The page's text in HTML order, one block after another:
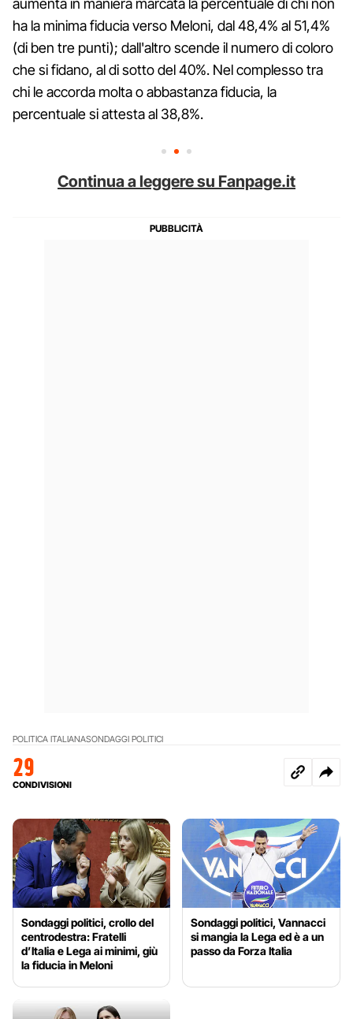
aumenta in maniera marcata la percentuale di chi non
ha la minima fiducia verso Meloni, dal 48,4% al 51,4%
(di ben tre punti); dall'altro scende il numero di coloro
che si fidano, al di sotto del 40%. Nel complesso tra
chi le accorda molta o abbastanza fiducia, la
percentuale si attesta al 38,8%.
Continua a leggere su Fanpage.it
POLITICA ITALIANASONDAGGI POLITICI
29
CONDIVISIONI
Sondaggi politici, crollo del
centrodestra: Fratelli
d’Italia e Lega ai minimi, giù
la fiducia in Meloni
Sondaggi politici, Vannacci
si mangia la Lega ed è a un
passo da Forza Italia